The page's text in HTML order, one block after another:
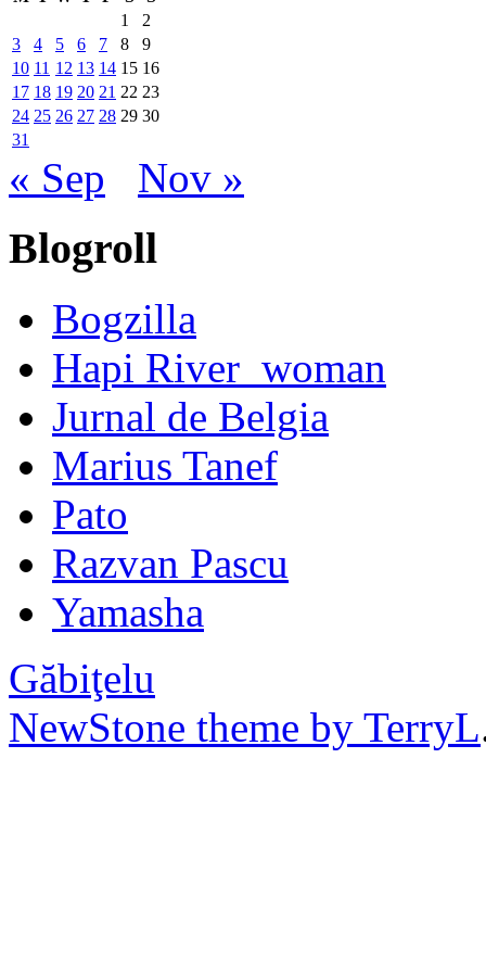
1
2
3
4 5 6 7 8
9
10 11 12 13 14 15 16
17 18 19 20 21 22 23
24 25 26 27 28 29 30
31
« Sep Nov »
Blogroll
Bogzilla
Hapi River_woman
Jurnal de Belgia
Marius Tanef
Pato
Razvan Pascu
Yamasha
Găbiţelu
NewStone theme by TerryL